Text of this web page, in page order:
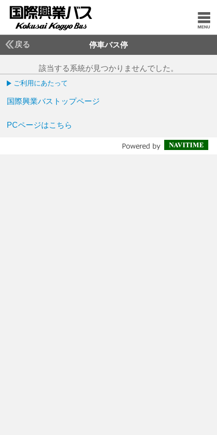
戻る 停車バス停
該当する系統が見つかりませんでした。
ご利用にあたって
国際興業バストップページ
PCページはこちら